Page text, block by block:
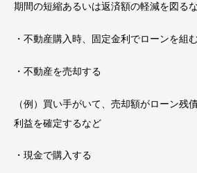
期間の短縮あるいは返済額の軽減を図る
・不動産購入時、固定金利でローンを組
・不動産を売却する
（例）買い手がいて、売却額がローン残
利益を確定するなど
・現金で購入する